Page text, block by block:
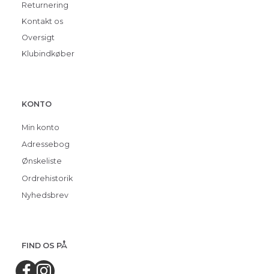
Returnering
Kontakt os
Oversigt
Klubindkøber
KONTO
Min konto
Adressebog
Ønskeliste
Ordrehistorik
Nyhedsbrev
FIND OS PÅ